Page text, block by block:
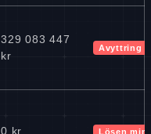
329 083 447
kr
Avyttring
0 kr Lösen